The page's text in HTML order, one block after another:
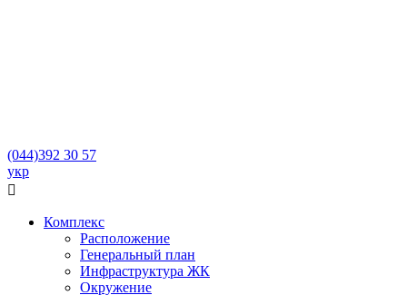
(044)392 30 57
укр

Комплекс
Расположение
Генеральный план
Инфраструктура ЖК
Окружение